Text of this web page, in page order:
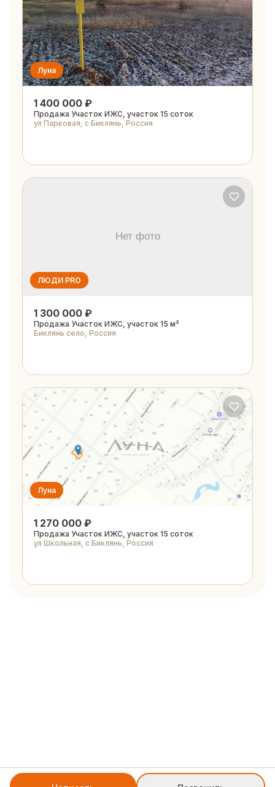
Луна
1 400 000 ₽
Продажа Участок ИЖС, участок 15 соток
ул Парковая, с Биклянь, Россия
ЛЮДИ PRO
1 300 000 ₽
Продажа Участок ИЖС, участок 15 м²
Биклянь село, Россия
Луна
1 270 000 ₽
Продажа Участок ИЖС, участок 15 соток
ул Школьная, с Биклянь, Россия